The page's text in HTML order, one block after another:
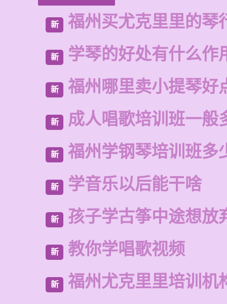
新 福州买尤克里里的琴
新 学琴的好处有什么作
新 福州哪里卖小提琴好
新 成人唱歌培训班一般
新 福州学钢琴培训班多
新 学音乐以后能干啥
新 孩子学古筝中途想放
新 教你学唱歌视频
新 福州尤克里里培训机